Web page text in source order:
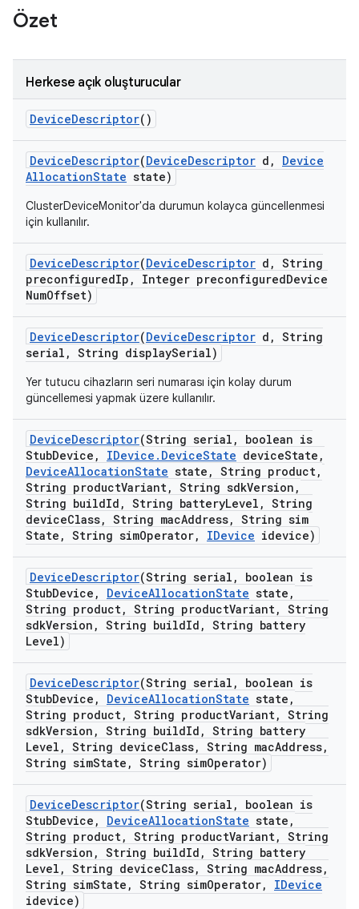
Özet
Herkese açık oluşturucular
DeviceDescriptor()
DeviceDescriptor(DeviceDescriptor d ,
Device
AllocationState state)
ClusterDeviceMonitor'da durumun kolayca güncellenmesi
için kullanılır.
DeviceDescriptor(DeviceDescriptor d , String
preconfiguredIp , Integer preconfiguredDevice
NumOffset)
DeviceDescriptor(DeviceDescriptor d , String
serial , String displaySerial)
Yer tutucu cihazların seri numarası için kolay durum
güncellemesi yapmak üzere kullanılır.
DeviceDescriptor(String serial ,
boolean is
StubDevice , IDevice . DeviceState deviceState ,
DeviceAllocationState state , String product,
String productVariant, String sdkVersion ,
String buildId , String batteryLevel , String
deviceClass, String macAddress, String sim
State , String simOperator, IDevice idevice)
DeviceDescriptor(String serial ,
boolean is
StubDevice , DeviceAllocationState state ,
String product, String productVariant, String
sdkVersion , String buildId , String battery
Level)
DeviceDescriptor(String serial ,
boolean is
StubDevice , DeviceAllocationState state ,
String product, String productVariant, String
sdkVersion , String buildId , String battery
Level , String deviceClass, String macAddress,
String simState , String simOperator)
DeviceDescriptor(String serial ,
boolean is
StubDevice , DeviceAllocationState state ,
String product, String productVariant, String
sdkVersion , String buildId , String battery
Level , String deviceClass, String macAddress,
String simState , String simOperator,
IDevice
idevice)